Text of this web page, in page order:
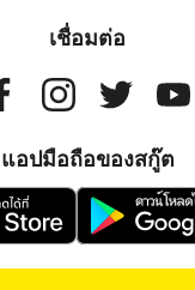
เชื่อมต่อ
แอปมือถือของสกู๊ต